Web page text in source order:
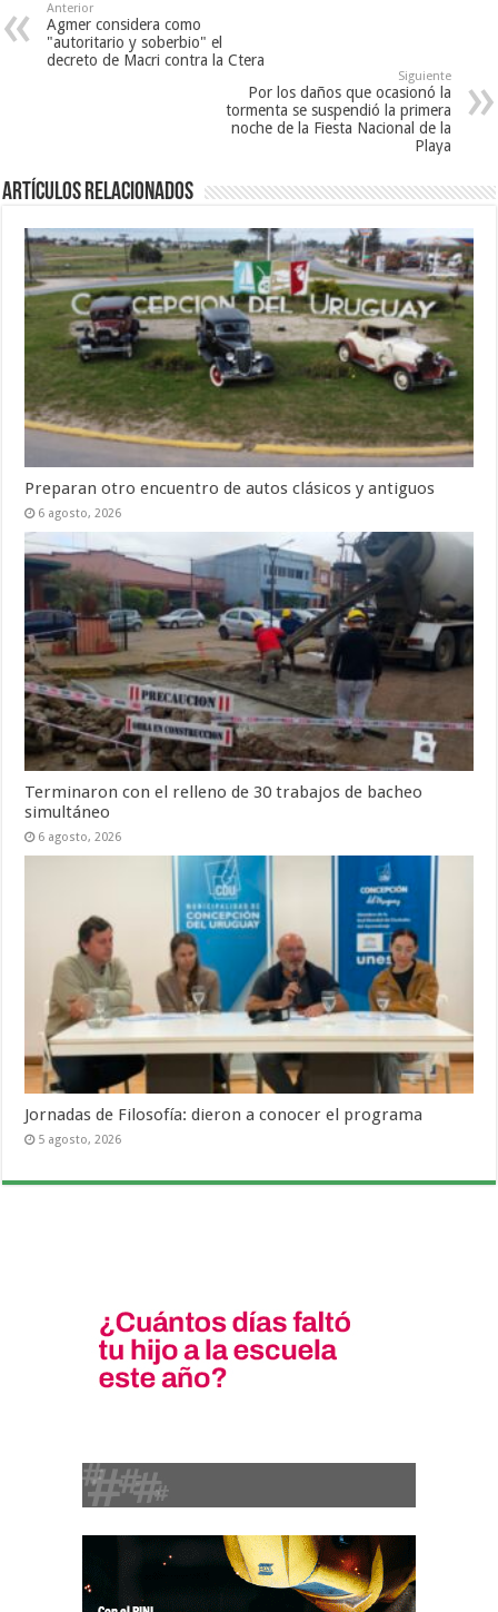
Anterior
Agmer considera como
"autoritario y soberbio" el
decreto de Macri contra la Ctera
Siguiente
Por los daños que ocasionó la
tormenta se suspendió la primera
noche de la Fiesta Nacional de la
Playa
Artículos Relacionados
Preparan otro encuentro de autos clásicos y antiguos
6 agosto, 2026
Terminaron con el relleno de 30 trabajos de bacheo
simultáneo
6 agosto, 2026
Jornadas de Filosofía: dieron a conocer el programa
5 agosto, 2026